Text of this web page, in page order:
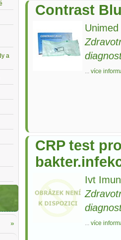
Contrast
... více
CRP test
Ivt
... více
a